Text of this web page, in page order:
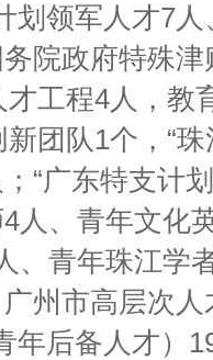
划领军人才7
院政府特殊
才工程4人，教
新团队1个，“
“广东特支计
人、青年文化
、青年珠江学
州市高层次
年后备人才）